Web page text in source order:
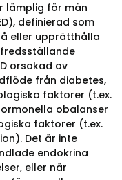
lämplig för män
definierad som
eller upprätthålla
orsakad av
från diabetes,
faktorer (t.ex.
obalanser
faktorer (t.ex.
Det är inte
endokrina
eller när